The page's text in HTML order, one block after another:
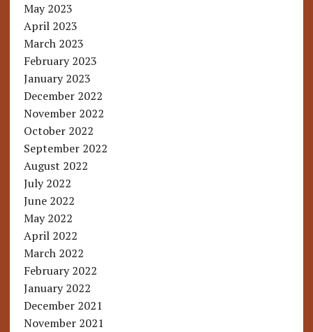
May 2023
April 2023
March 2023
February 2023
January 2023
December 2022
November 2022
October 2022
September 2022
August 2022
July 2022
June 2022
May 2022
April 2022
March 2022
February 2022
January 2022
December 2021
November 2021